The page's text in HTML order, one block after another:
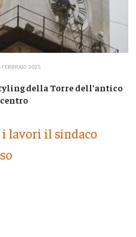
FEBBRAIO 2025
della Torre dell’antico
lavori il sindaco